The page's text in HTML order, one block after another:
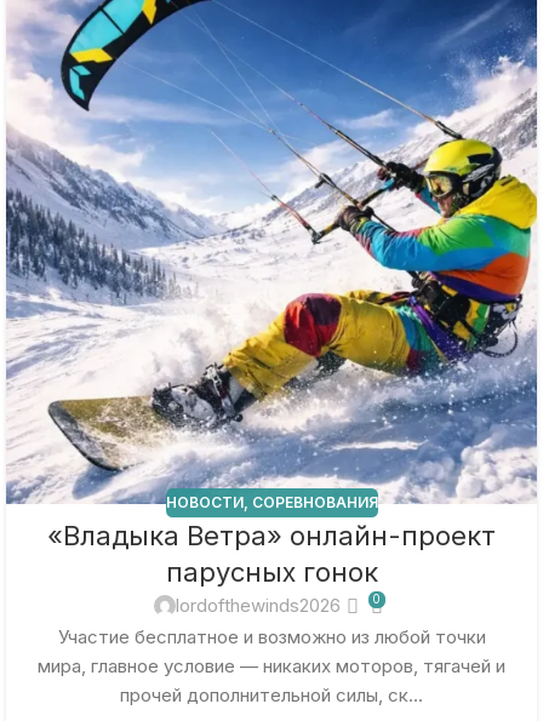
НОВОСТИ, СОРЕВНОВАНИЯ
«Владыка Ветра» онлайн-проект
парусных гонок
lordofthewinds2026 0
Участие бесплатное и возможно из любой точки
мира, главное условие — никаких моторов, тягачей и
прочей дополнительной силы, ск...